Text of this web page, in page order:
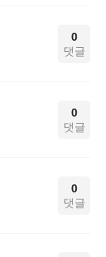
0
댓글
0
댓글
0
댓글